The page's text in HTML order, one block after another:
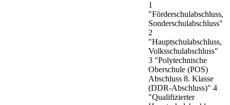
1
"Förderschulabschluss,
Sonderschulabschluss"
2
"Hauptschulabschluss,
Volksschulabschluss"
3 "Polytechnische
Oberschule (POS)
Abschluss 8. Klasse
(DDR-Abschluss)" 4
"Qualifizierter